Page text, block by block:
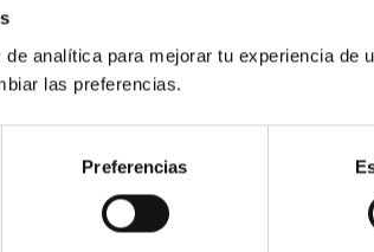
analítica para mejorar tu experiencia de
las preferencias.
Preferencias
¿No tienes cuenta?